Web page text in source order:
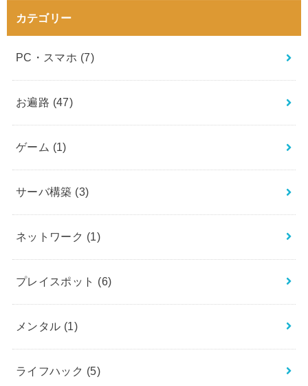
カテゴリー
PC・スマホ (7)
お遍路 (47)
ゲーム (1)
サーバ構築 (3)
ネットワーク (1)
プレイスポット (6)
メンタル (1)
ライフハック (5)